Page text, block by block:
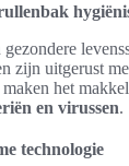
zijn uitgerust
het
en virussen.
technologie